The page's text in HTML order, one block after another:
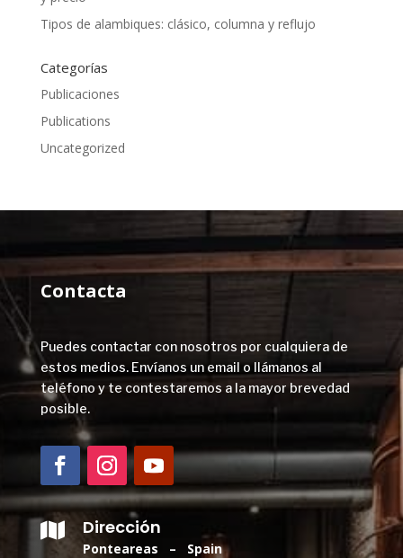
Tipos de alambiques: clásico, columna y reflujo
Categorías
Publicaciones
Publications
Uncategorized
Contacta
Puedes contactar con nosotros por cualquiera de
estos medios. Envíanos un email o llámanos al
teléfono y te contestaremos a la mayor brevedad
posible.
 Dirección
Ponteareas – Spain